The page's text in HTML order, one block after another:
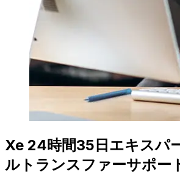
Xe 24時間35日エキスパ
ルトランスファーサポー